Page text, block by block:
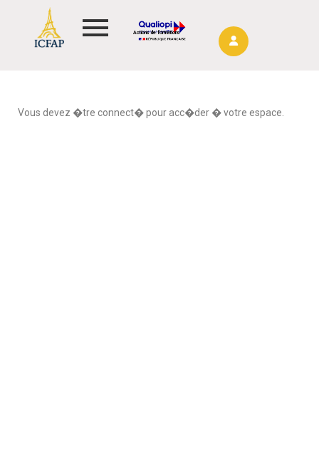
Actions de formations
Vous devez �tre connect� pour acc�der � votre espace.